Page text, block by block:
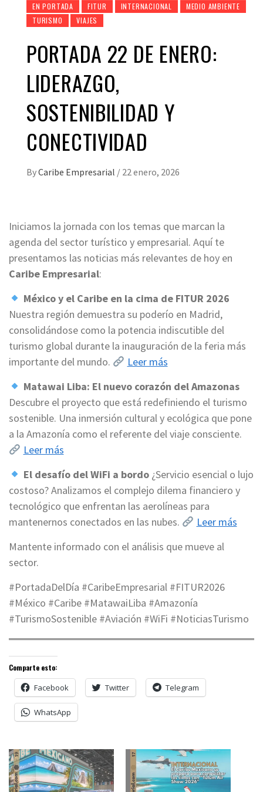
EN PORTADA FITUR INTERNACIONAL
MEDIO AMBIENTE
TURISMO
VIAJES
PORTADA 22 DE ENERO:
LIDERAZGO,
SOSTENIBILIDAD Y
CONECTIVIDAD
ByCaribe Empresarial / 22 enero, 2026
Iniciamos la jornada con los temas que marcan la
agenda del sector turístico y empresarial. Aquí te
presentamos las noticias más relevantes de hoy en
Caribe Empresarial:
México y el Caribe en la cima de FITUR 2026
Nuestra región demuestra su poderío en Madrid,
consolidándose como la potencia indiscutible del
turismo global durante la inauguración de la feria más
importante del mundo.
Leer más
Matawai Liba: El nuevo corazón del Amazonas
Descubre el proyecto que está redefiniendo el turismo
sostenible. Una inmersión cultural y ecológica que pone
a la Amazonía como el referente del viaje consciente.
Leer más
El desafío del WiFi a bordo¿Servicio esencial o lujo
costoso? Analizamos el complejo dilema financiero y
tecnológico que enfrentan las aerolíneas para
mantenernos conectados en las nubes.
Leer más
Mantente informado con el análisis que mueve al
sector.
#PortadaDelDía #CaribeEmpresarial #FITUR2026
#México #Caribe #MatawaiLiba #Amazonía
#TurismoSostenible #Aviación #WiFi #NoticiasTurismo
Comparte esto:
Facebook Twitter Telegram
WhatsApp